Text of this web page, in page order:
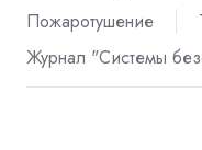
Пожаротушение
Журнал "Системы